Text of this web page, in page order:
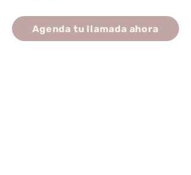
Agenda tu llamada ahora